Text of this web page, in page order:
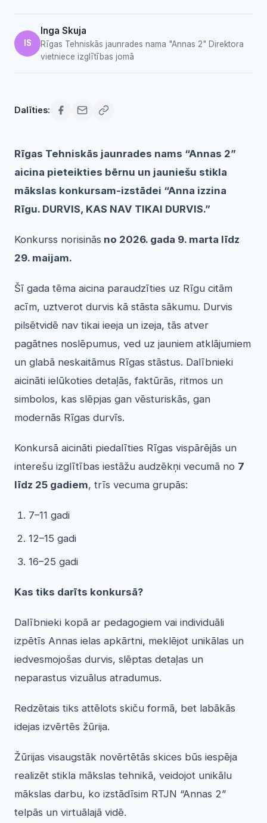
IS
Inga Skuja
Rīgas Tehniskās jaunrades nama "Annas 2" Direktora
vietniece izglītības jomā
Dalīties:
Rīgas Tehniskās jaunrades nams “Annas 2”
aicina pieteikties bērnu un jauniešu stikla
mākslas konkursam-izstādei “Anna izzina
Rīgu. DURVIS, KAS NAV TIKAI DURVIS.”
Konkurss norisinās no 2026. gada 9. marta līdz
29. maijam.
Šī gada tēma aicina paraudzīties uz Rīgu citām
acīm, uztverot durvis kā stāsta sākumu. Durvis
pilsētvidē nav tikai ieeja un izeja, tās atver
pagātnes noslēpumus, ved uz jauniem atklājumiem
un glabā neskaitāmus Rīgas stāstus. Dalībnieki
aicināti ielūkoties detaļās, faktūrās, ritmos un
simbolos, kas slēpjas gan vēsturiskās, gan
modernās Rīgas durvīs.
Konkursā aicināti piedalīties Rīgas vispārējās un
interešu izglītības iestāžu audzēkņi vecumā no 7
līdz 25 gadiem, trīs vecuma grupās:
7–11 gadi
12–15 gadi
16–25 gadi
Kas tiks darīts konkursā?
Dalībnieki kopā ar pedagogiem vai individuāli
izpētīs Annas ielas apkārtni, meklējot unikālas un
iedvesmojošas durvis, slēptas detaļas un
neparastus vizuālus atradumus.
Redzētais tiks attēlots skiču formā, bet labākās
idejas izvērtēs žūrija.
Žūrijas visaugstāk novērtētās skices būs iespēja
realizēt stikla mākslas tehnikā, veidojot unikālu
mākslas darbu, ko izstādīsim RTJN “Annas 2”
telpās un virtuālajā vidē.